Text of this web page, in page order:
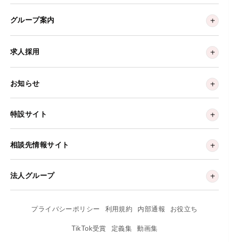
グループ案内
求人採用
お知らせ
特設サイト
相談先情報サイト
法人グループ
プライバシーポリシー 利用規約 内部通報 お役立ち
TikTok受賞 定義集 動画集